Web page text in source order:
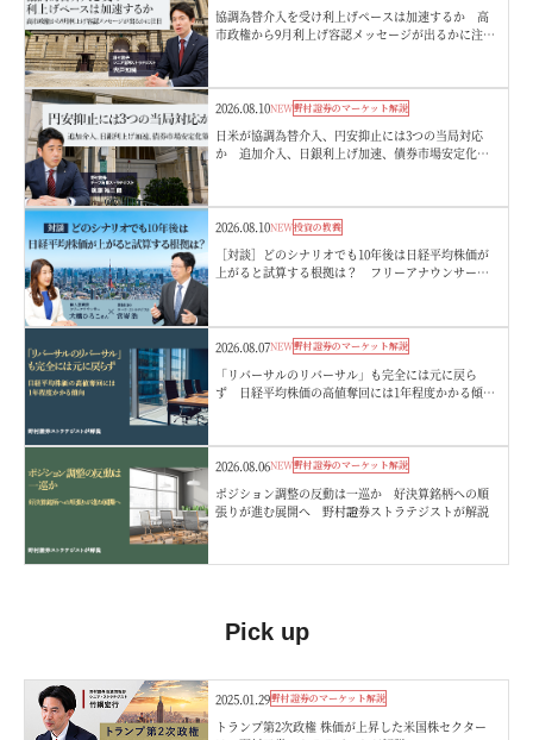
協調為替介入を受け利上げペースは加速するか 高
市政権から9月利上げ容認メッセージが出るかに注
2026.08.10NEW野村證券のマーケット解説
日米が協調為替介入、円安抑止には3つの当局対応
か 追加介入、日銀利上げ加速、債券市場安定化
2026.08.10NEW投資の教養
［対談］どのシナリオでも10年後は日経平均株価が
上がると試算する根拠は？ フリーアナウンサー・
2026.08.07NEW野村證券のマーケット解説
「リバーサルのリバーサル」も完全には元に戻ら
ず 日経平均株価の高値奪回には1年程度かかる傾
2026.08.06NEW野村證券のマーケット解説
ポジション調整の反動は一巡か 好決算銘柄への順
張りが進む展開へ 野村證券ストラテジストが解説
Pick up
2025.01.29野村證券のマーケット解説
トランプ第2次政権 株価が上昇した米国株セクター